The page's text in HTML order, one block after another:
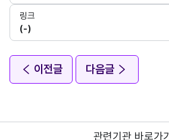
링크
(-)
이전글 다음글
관련기관 바로가기